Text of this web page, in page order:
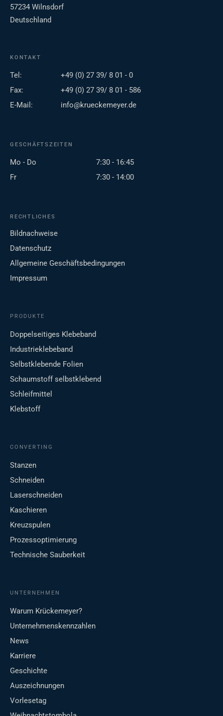
57234 Wilnsdorf
Deutschland
KONTAKT
Tel:
+49 (0) 27 39/ 8 01 - 0
Fax:
+49 (0) 27 39/ 8 01 - 586
E-Mail:
info@krueckemeyer.de
GESCHÄFTSZEITEN
Mo - Do
7:30 - 16:45
Fr
7:30 - 14:00
RECHTLICHES
Bildnachweise
Datenschutz
Allgemeine Geschäftsbedingungen
Impressum
PRODUKTE
Doppelseitiges Klebeband
Industrieklebeband
Selbstklebende Folien
Schaumstoff selbstklebend
Schleifmittel
Klebstoff
CONVERTING
Stanzen
Schneiden
Laserschneiden
Kaschieren
Kreuzspulen
Prozessoptimierung
Technische Sauberkeit
UNTERNEHMEN
Warum Krückemeyer?
Unternehmenskennzahlen
News
Karriere
Geschichte
Auszeichnungen
Vorlesetag